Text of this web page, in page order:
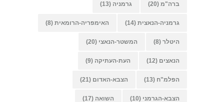
ברה"מ (20) גרמניה (13)
גרמניה-הנאצית (14) האימפריה-הרומאית (8)
היטלר (8) המשטר-הנאצי (20)
הנאצים (12) העת-העתיקה (9)
הפלמ"ח (13) הצבא-האדום (21)
הצבא-הגרמני (10) השואה (17)